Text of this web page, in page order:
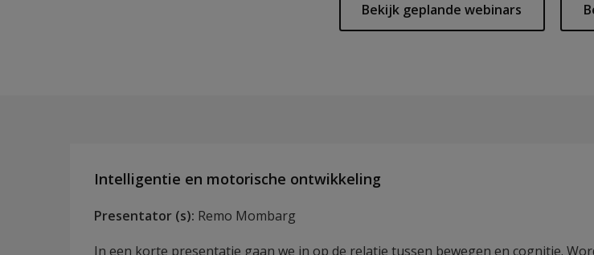
Bekijk geplande webinars
Intelligentie en motorische ontwikkeling
Presentator (s): Remo Mombarg
In een korte presentatie gaan we in op de relatie tussen bewegen en cognitie.